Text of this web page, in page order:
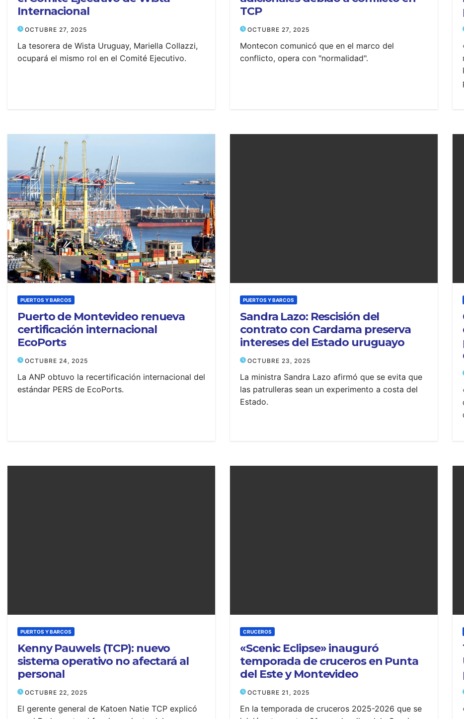
Internacional
OCTUBRE 27, 2025
La tesorera de Wista Uruguay, Mariella Collazzi,
ocupará el mismo rol en el Comité Ejecutivo.
TCP
OCTUBRE 27, 2025
Montecon comunicó que en el marco del
conflicto, opera con "normalidad".
PUERTOS Y BARCOS
Puerto de Montevideo renueva
certificación internacional
EcoPorts
OCTUBRE 24, 2025
La ANP obtuvo la recertificación internacional del
estándar PERS de EcoPorts.
PUERTOS Y BARCOS
Sandra Lazo: Rescisión del
contrato con Cardama preserva
intereses del Estado uruguayo
OCTUBRE 23, 2025
La ministra Sandra Lazo afirmó que se evita que
las patrulleras sean un experimento a costa del
Estado.
PUERTOS Y BARCOS
Kenny Pauwels (TCP): nuevo
sistema operativo no afectará al
personal
OCTUBRE 22, 2025
El gerente general de Katoen Natie TCP explicó
CRUCEROS
«Scenic Eclipse» inauguró
temporada de cruceros en Punta
del Este y Montevideo
OCTUBRE 21, 2025
En la temporada de cruceros 2025-2026 que se